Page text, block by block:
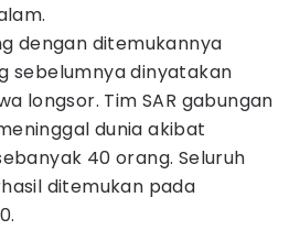
dengan ditemukannya
sebelumnya dinyatakan
longsor. Tim SAR gabungan
dunia akibat
40 orang. Seluruh
ditemukan pada